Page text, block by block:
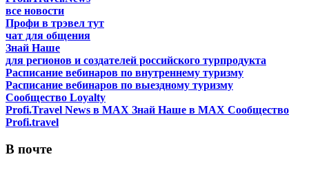
все новости
Профи в трэвел тут
чат для общения
Знай Наше
для регионов и создателей российского турпродукта
Расписание вебинаров по внутреннему туризму
Расписание вебинаров по выездному туризму
Сообщество Loyalty
Profi.Travel News в MAX Знай Наше в MAX Сообщество
Profi.travel
В почте